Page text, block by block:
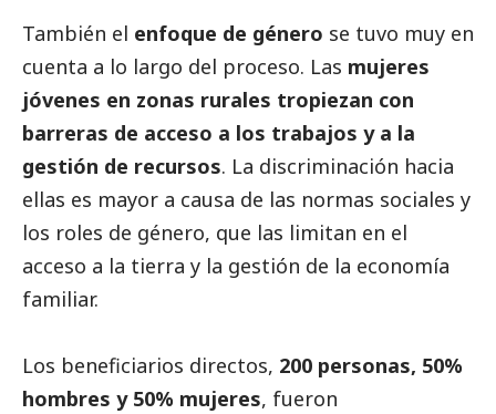
También el enfoque de género se tuvo muy en
cuenta a lo largo del proceso. Las mujeres
jóvenes en zonas rurales tropiezan con
barreras de acceso a los trabajos y a la
gestión de recursos. La discriminación hacia
ellas es mayor a causa de las normas sociales y
los roles de género, que las limitan en el
acceso a la tierra y la gestión de la economía
familiar.
Los beneficiarios directos, 200 personas, 50%
hombres y 50% mujeres, fueron